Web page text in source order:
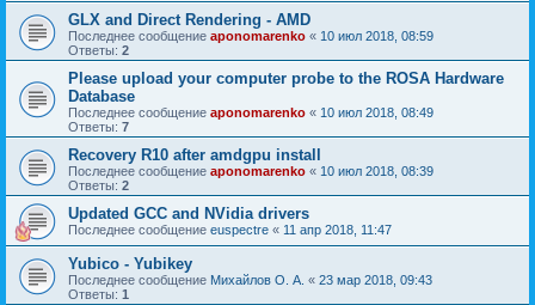
GLX and Direct Rendering - AMD
Последнее сообщение aponomarenko « 10 июл 2018, 08:59
Ответы: 2
Please upload your computer probe to the ROSA Hardware
Database
Последнее сообщение aponomarenko « 10 июл 2018, 08:49
Ответы: 7
Recovery R10 after amdgpu install
Последнее сообщение aponomarenko « 10 июл 2018, 08:39
Ответы: 2
Updated GCC and NVidia drivers
Последнее сообщение euspectre « 11 апр 2018, 11:47
Yubico - Yubikey
Последнее сообщение Михайлов О. А. « 23 мар 2018, 09:43
Ответы: 1